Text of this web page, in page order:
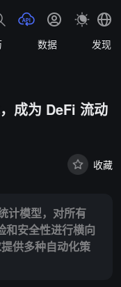
数据 发现
成为 DeFi 流动
收藏
计模型，对所有
和安全性进行横向
供多种自动化策